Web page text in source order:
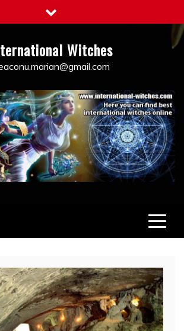
Witches